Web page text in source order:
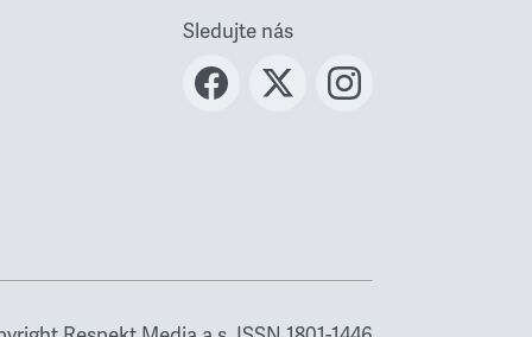
Sledujte nás